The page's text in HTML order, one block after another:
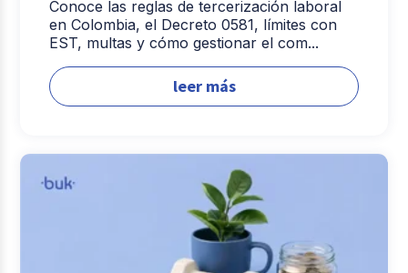
Conoce las reglas de tercerización laboral
en Colombia, el Decreto 0581, límites con
EST, multas y cómo gestionar el com...
leer más